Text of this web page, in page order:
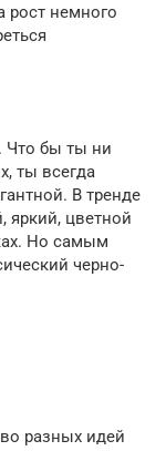
рост немного
Что бы ты ни
ты всегда
В тренде
яркий, цветной
Но самым
черно-
разных идей